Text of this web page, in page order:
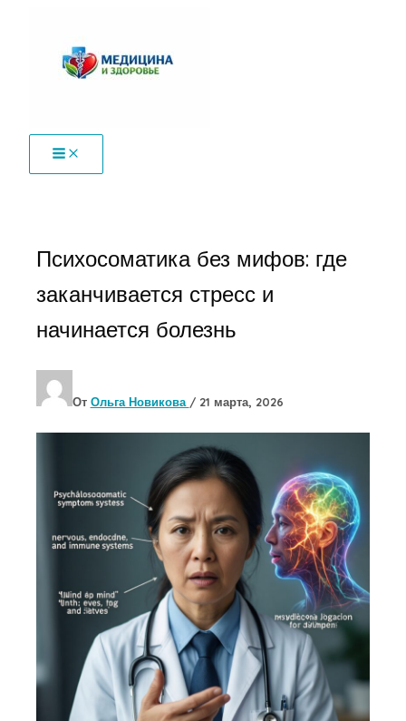
содержимому
Психосоматика без мифов: где
заканчивается стресс и
начинается болезнь
От Ольга Новикова / 21 марта, 2026